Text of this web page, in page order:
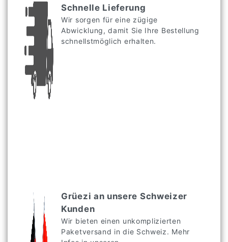
Schnelle Lieferung
Wir sorgen für eine zügige
Abwicklung, damit Sie Ihre Bestellung
schnellstmöglich erhalten.
Grüezi an unsere Schweizer
Kunden
Wir bieten einen unkomplizierten
Paketversand in die Schweiz. Mehr